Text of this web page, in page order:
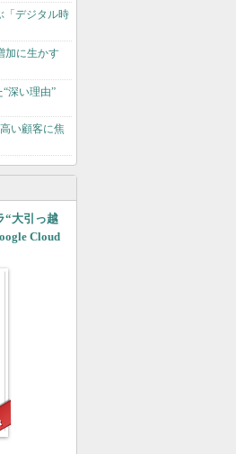
「デジタル時
加に生かす
深い理由”
い顧客に焦
“大引っ越
Cloud